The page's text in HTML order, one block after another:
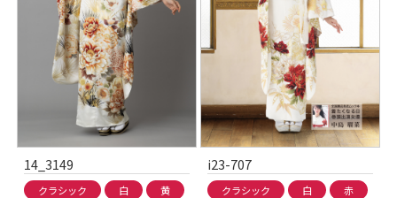
14_3149
クラシック 白 黄
i23-707
クラシック 白 赤